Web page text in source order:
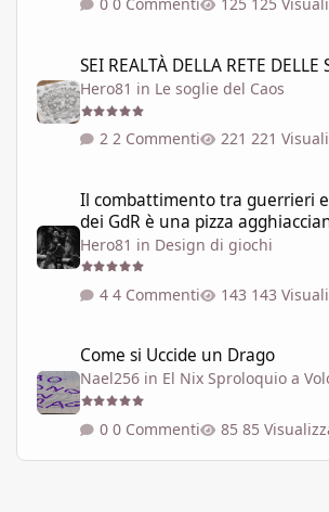
0 Commenti 125
SEI REALTÀ DELLA RETE DELLE
Hero81 in Le soglie del Caos
2 Commenti 221
Il combattimento tra guerrieri
dei GdR è una pizza
Hero81 in Design di giochi
4 Commenti 143
Come si Uccide un Drago
Nael256 in El Nix Sproloquio a
0 Commenti 85